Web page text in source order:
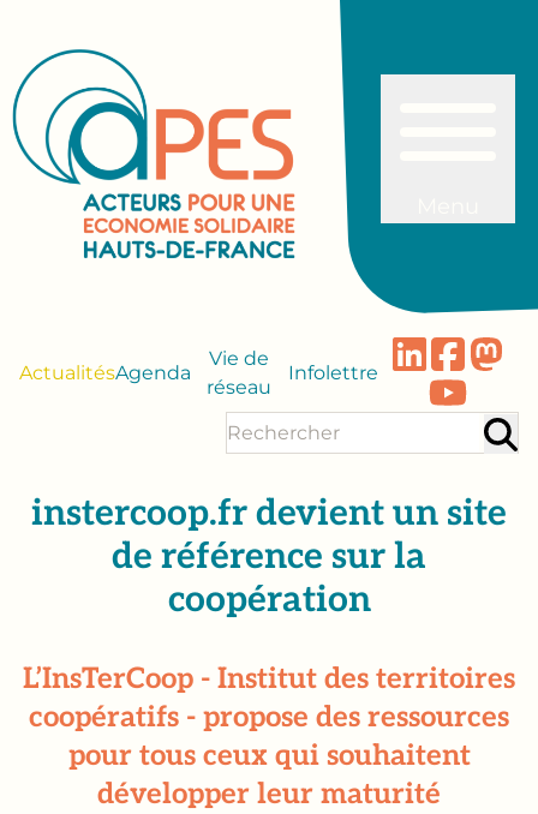
ActualitésAgenda
Vie de
réseau
Infolettre
instercoop.fr devient un site
de référence sur la
coopération
L’InsTerCoop - Institut des territoires
coopératifs - propose des ressources
pour tous ceux qui souhaitent
développer leur maturité